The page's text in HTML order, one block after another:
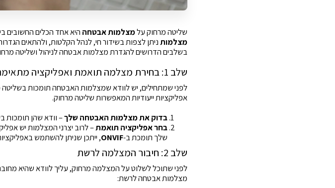
שליטה מרחוק עלמצלמות אבטחה היא אחד הכלים החשובים
מצלמותניתן לצפות בשידור חי, לנהל הקלטות, ולהתאים
בשלבים הדרושים להגדרת מצלמות אבטחה לניהול ושליטה
שלב 1: בחירת מצלמה תואמת ואפליקציה מתאימה
אפליקציות ייעודיות המאפשרות שליטה מרחוק.
בדוק את מצלמות האבטחה שלך– וודא שהן תומכות
בחר אפליקציה תואמת– לרוב יצרני המצלמות יש
שלך תומכת ב-ONVIF, ייתכן שניתן להשתמש
שלב 2: חיבור המצלמה לרשת
לפני שתוכל לשלוט על המצלמה מרחוק, עליך לוודא שהיא
מצלמות אבטחה לרשת: